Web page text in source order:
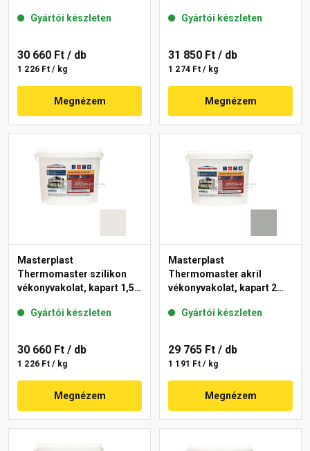
Gyártói készleten
30 660 Ft / db
1 226 Ft / kg
Megnézem
Gyártói készleten
31 850 Ft / db
1 274 Ft / kg
Megnézem
Masterplast
Thermomaster szilikon
vékonyvakolat, kapart 1,5
Gyártói készleten
30 660 Ft / db
1 226 Ft / kg
Megnézem
Masterplast
Thermomaster akril
vékonyvakolat, kapart 2
Gyártói készleten
29 765 Ft / db
1 191 Ft / kg
Megnézem